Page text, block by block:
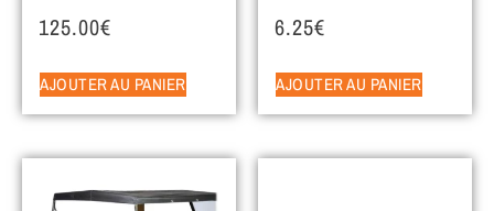
125.00€
AJOUTER AU PANIER
6.25€
AJOUTER AU PANIER